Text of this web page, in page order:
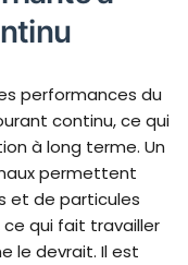
performances du
continu, ce qui
à long terme. Un
permettent
et de particules
qui fait travailler
le devrait. Il est